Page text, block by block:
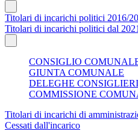
Titolari di incarichi politici 2016/
Titolari di incarichi politici dal 2021
CONSIGLIO
GIUNTA COMUNALE
DELEGHE
COMMISSIONE
Titolari di incarichi di
Cessati dall'incarico